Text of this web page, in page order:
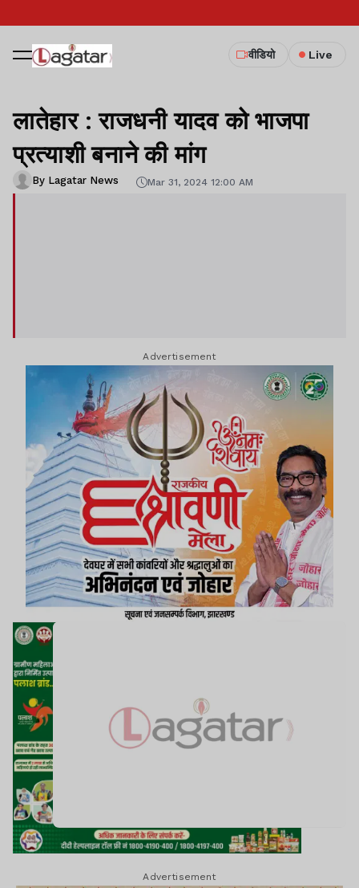
वीडियो Live
लातेहार : राजधनी यादव को भाजपा
प्रत्याशी बनाने की मांग
By Lagatar News Mar 31, 2024 12:00 AM
Advertisement
Advertisement